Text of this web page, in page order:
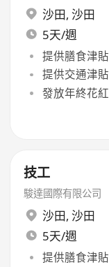
沙田, 沙田
5天/週
提供膳食津貼
提供交通津貼
發放年終花紅
技工
駿達國際有限公司
沙田, 沙田
5天/週
提供膳食津貼